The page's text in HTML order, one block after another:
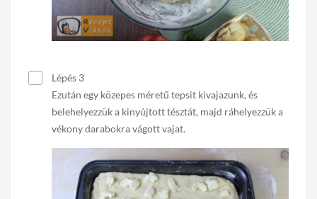
Lépés 3
Ezután egy közepes méretű tepsit kivajazunk, és
belehelyezzük a kinyújtott tésztát, majd ráhelyezzük a
vékony darabokra vágott vajat.